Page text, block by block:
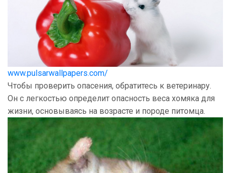
www.pulsarwallpapers.com/
Чтобы проверить опасения, обратитесь к ветеринару.
Он с легкостью определит опасность веса хомяка для
жизни, основываясь на возрасте и породе питомца.